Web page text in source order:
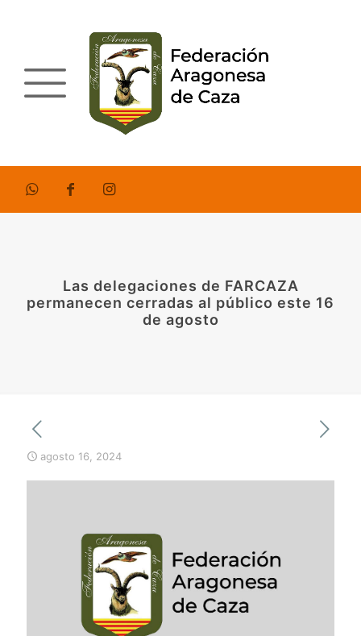
Las delegaciones de FARCAZA
permanecen cerradas al público este 16
de agosto
agosto 16, 2024